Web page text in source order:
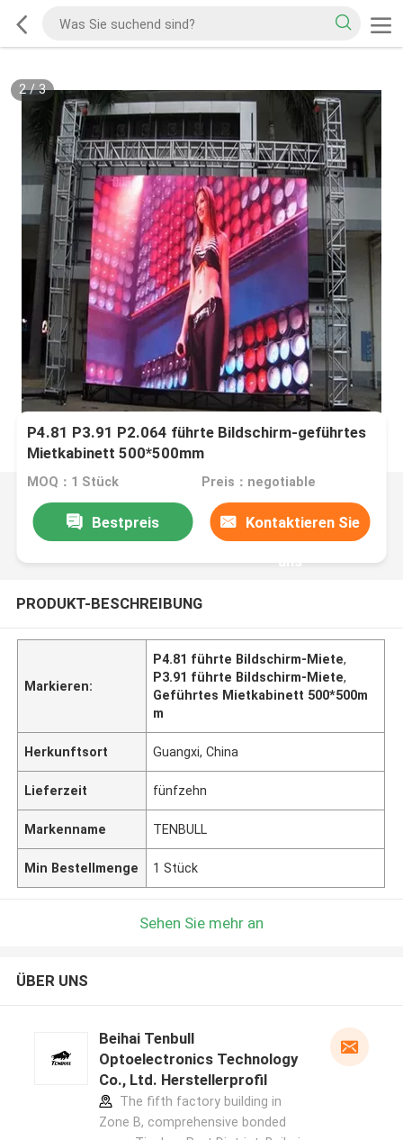
2/3
P4.81 P3.91 P2.064 führte Bildschirm-geführtes
Mietkabinett 500*500mm
MOQ：1 Stück Preis：negotiable
Bestpreis Kontaktieren Sie
uns
PRODUKT-BESCHREIBUNG
Markieren:
P4.81 führte Bildschirm-Miete,
P3.91 führte Bildschirm-Miete,
Geführtes Mietkabinett 500*500m
m
Herkunftsort Guangxi, China
Lieferzeit fünfzehn
Markenname TENBULL
Min Bestellmenge 1 Stück
Sehen Sie mehr an
ÜBER UNS
Beihai Tenbull
Optoelectronics Technology
Co., Ltd. Herstellerprofil
The fifth factory building in
Zone B, comprehensive bonded